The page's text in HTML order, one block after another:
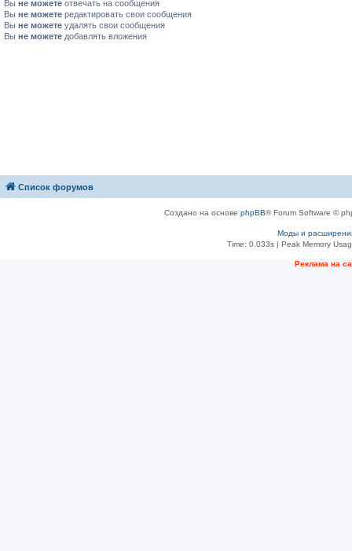
Вы не можете отвечать на сообщения
Вы не можете редактировать свои сообщения
Вы не можете удалять свои сообщения
Вы не можете добавлять вложения
Список форумов
Создано на основе phpBB® Forum Software ©
Моды и
Time: 0.033s| Peak Memory
Рeклама на